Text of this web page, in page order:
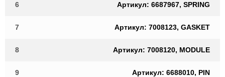
6 Артикул: 6687967, SPRING
7 Артикул: 7008123, GASKET
8 Артикул: 7008120, MODULE
9 Артикул: 6688010, PIN